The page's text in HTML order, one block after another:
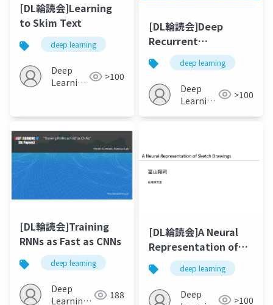
[DL輪読会]Learning
to Skim Text
deep learning
Deep
Learning
>100
[DL輪読会]Deep
Recurrent
Generative Decoder
For Abstractive Text
deep learning
Deep
Learning
>100
[DL輪読会]Training
RNNs as Fast as CNNs
deep learning
Deep
Learning
188
[DL輪読会]A Neural
Representation of
Sketch Drawings
deep learning
Deep
>100